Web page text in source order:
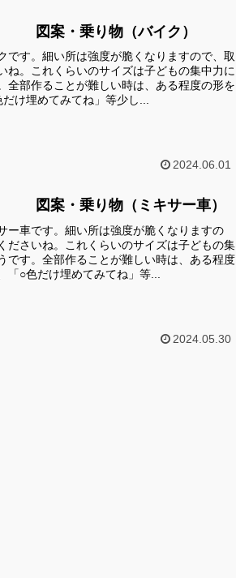
図案・乗り物（バイク）
です。細い所は強度が脆くなりますので、取
ね。これくらいのサイズは子どもの集中力に
全部作ることが難しい時は、ある程度の形を
け埋めてみてね」等少し...
2024.06.01
図案・乗り物（ミキサー車）
ー車です。細い所は強度が脆くなりますの
ださいね。これくらいのサイズは子どもの集
です。全部作ることが難しい時は、ある程度
○色だけ埋めてみてね」等...
2024.05.30